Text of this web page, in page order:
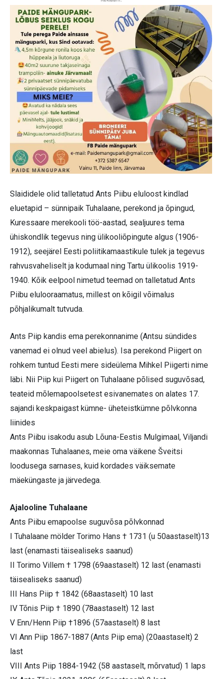
Slaididele olid talletatud Ants Piibu eluloost kindlad
eluetapid – sünnipaik Tuhalaane, perekond ja õpingud,
Kuressaare merekooli töö-aastad, sealjuures tema
ühiskondlik tegevus ning ülikooliõpingute algus (1906-
1912), seejärel Eesti poliitikamaastikule tulek ja tegevus
rahvusvaheliselt ja kodumaal ning Tartu ülikoolis 1919-
1940. Kõik eelpool nimetud teemad on talletatud Ants
Piibu elulooraamatus, millest on kõigil võimalus
põhjalikumalt tutvuda.
Ants Piip kandis ema perekonnanime (Antsu sündides
vanemad ei olnud veel abielus). Isa perekond Piigert on
rohkem tuntud Eesti mere sideülema Mihkel Piigerti nime
läbi. Nii Piip kui Piigert on Tuhalaane põlised suguvõsad,
teateid mõlemapoolsetest esivanemates on alates 17.
sajandi keskpaigast kümne- üheteistkümne põlvkonna
liinides
Ants Piibu isakodu asub Lõuna-Eestis Mulgimaal, Viljandi
maakonnas Tuhalaanes, meie oma väikene Šveitsi
loodusega sarnases, kuid kordades väiksemate
mäeküngaste ja järvedega.
Ajalooline Tuhalaane
Ants Piibu emapoolse suguvõsa põlvkonnad
I Tuhalaane mölder Torimo Hans † 1731 (u 50aastaselt)13
last (enamasti täisealiseks saanud)
II Torimo Villem † 1798 (69aastaselt) 12 last (enamasti
täisealiseks saanud)
III Hans Piip † 1842 (68aastaselt) 10 last
IV Tõnis Piip † 1890 (78aastaselt) 12 last
V Enn/Henn Piip †1896 (57aastaselt) 8 last
VI Ann Piip 1867-1887 (Ants Piip ema) (20aastaselt) 2
last
VIII Ants Piip 1884-1942 (58 aastaselt, mõrvatud) 1 laps